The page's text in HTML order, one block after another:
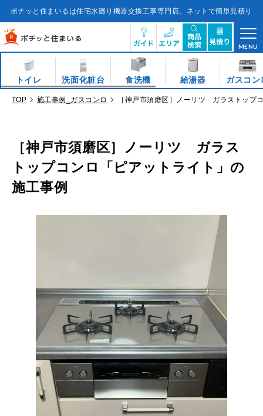
テ
に
ス
キ
プ
ポチッと住まいるは住宅水廻り機器交換工事専門店。ネットで簡単見積り
MENU
トイレ 洗面化粧台 食洗機 給湯器 ガスコン
TOP 施工事例_ガスコンロ ［神戸市須磨区］ノーリツ ガラストップ
［神戸市須磨区］ノーリツ ガラス
トップコンロ「ピアットライト」の
施工事例